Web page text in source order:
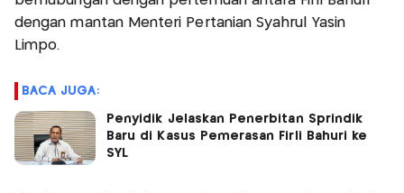
dengan mantan Menteri Pertanian Syahrul Yasin
Limpo.
BACA JUGA:
Penyidik Jelaskan Penerbitan Sprindik
Baru di Kasus Pemerasan Firli Bahuri ke
SYL